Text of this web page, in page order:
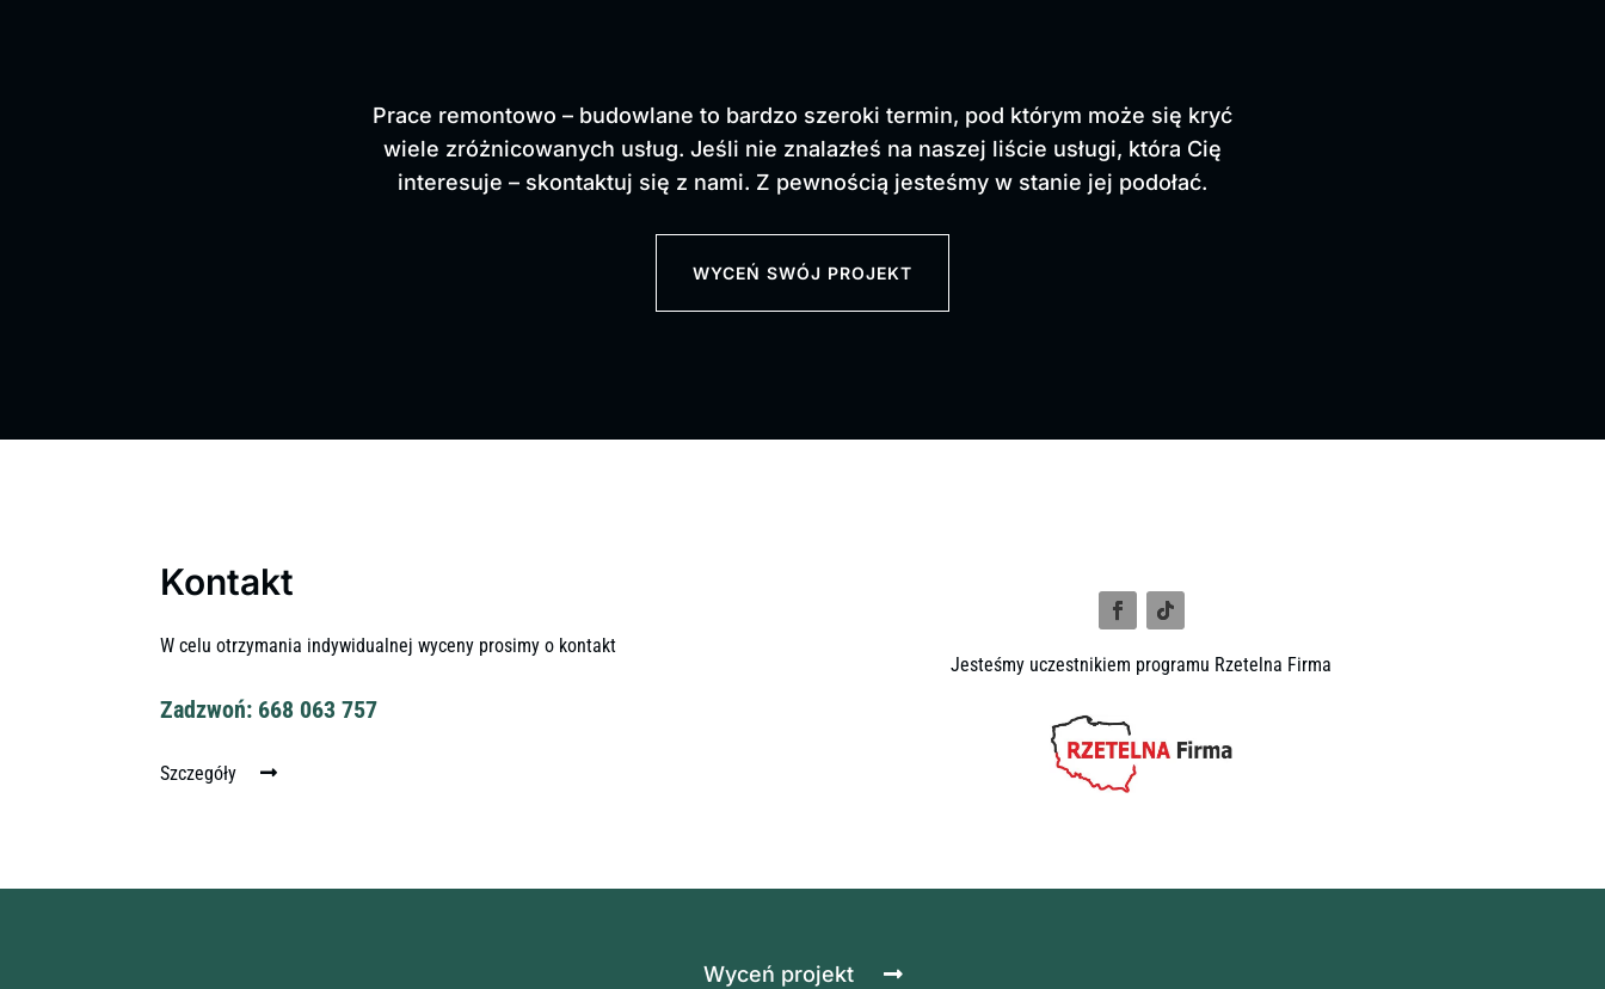
Prace remontowo – budowlane to bardzo szeroki termin, pod którym może się kryć
wiele zróżnicowanych usług. Jeśli nie znalazłeś na naszej liście usługi, która Cię
interesuje – skontaktuj się z nami. Z pewnością jesteśmy w stanie jej podołać.
WYCEŃ SWÓJ PROJEKT
Kontakt
W celu otrzymania indywidualnej wyceny prosimy o kontakt
Zadzwoń: 668 063 757
Szczegóły
Jesteśmy uczestnikiem programu Rzetelna Firma
Wyceń projekt